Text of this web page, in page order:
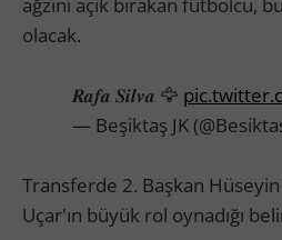
olacak.
𝑹𝒂𝒇𝒂 𝑺𝒊𝒍𝒗𝒂 🦅
— Beşiktaş JK
Transferde 2. Başkan
Uçar'ın büyük rol oynadığı